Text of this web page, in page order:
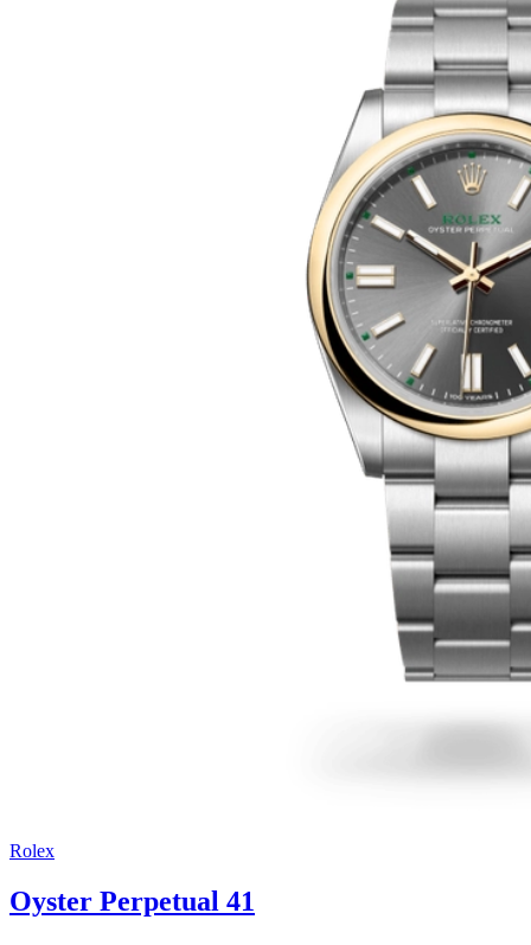
Rolex
Oyster Perpetual 41